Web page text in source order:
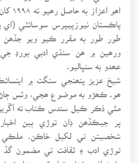
پاڪستان نيوزپيپرس سوسائٽي
طور طور به مقرر ڪيو ويو جڏھن
ورھين ۾ ھن سنڌي ادبي بورڊ
عھدو به سنڀاليو.
شيخ عزيز پنھنجي سنگت ۾
ھو. ڪھڙو به موضوع ھجي، وٽس ڄاڻ
مٿي ذڪر ڪيل سندس ڪتاب ته آڱرين
پر جيڪڏھن ڊان توڙي ٻين
شخصيتن تي لکيل خاڪن، ملڪي
توڙي ادب ۽ ثقافت تي مضمون گڏ
ڪيترائي ڪتاب تيار ٿي ويندا. شيخ